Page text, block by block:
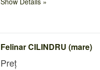
Felinar CILINDRU (mare)
Preț